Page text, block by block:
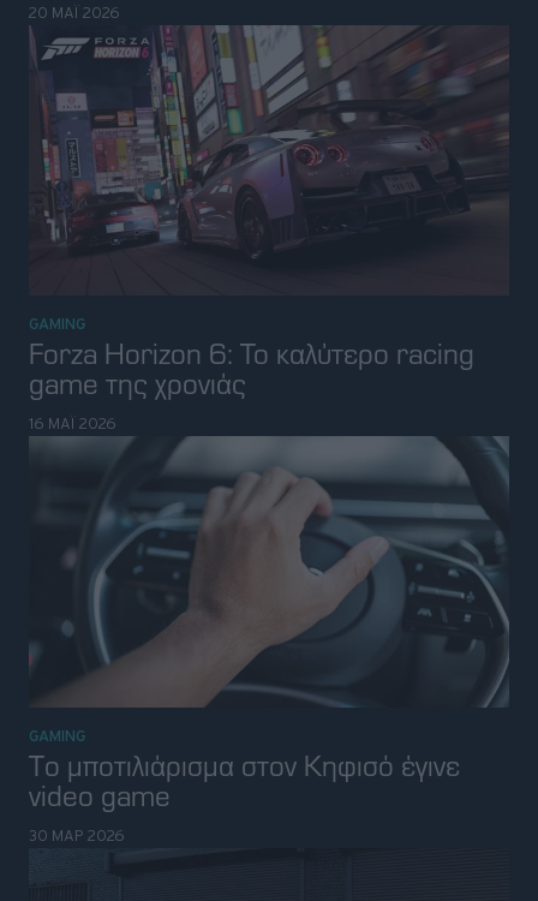
20 ΜΑΪ 2026
GAMING
Forza Horizon 6: Το καλύτερο racing
game της χρονιάς
16 ΜΑΪ 2026
GAMING
Tο μποτιλιάρισμα στον Κηφισό έγινε
video game
30 ΜΑΡ 2026